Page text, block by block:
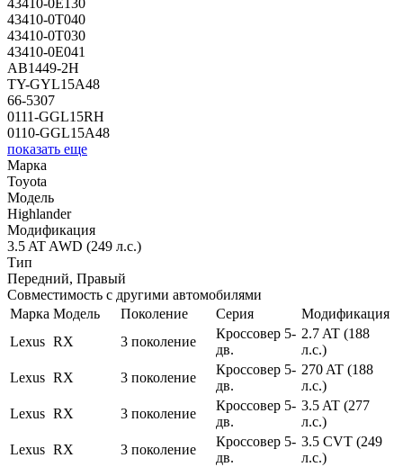
43410-0E130
43410-0T040
43410-0T030
43410-0E041
AB1449-2H
TY-GYL15A48
66-5307
0111-GGL15RH
0110-GGL15A48
показать еще
Марка
Toyota
Модель
Highlander
Модификация
3.5 AT AWD (249 л.с.)
Тип
Передний, Правый
Совместимость с другими автомобилями
Марка Модель Поколение Серия
Модификация
Lexus RX 3 поколение
Кроссовер 5-
дв.
2.7 AT (188
л.с.)
Lexus RX 3 поколение
Кроссовер 5-
дв.
270 AT (188
л.с.)
Lexus RX 3 поколение
Кроссовер 5-
дв.
3.5 AT (277
л.с.)
Lexus RX 3 поколение
Кроссовер 5-
дв.
3.5 CVT (249
л.с.)